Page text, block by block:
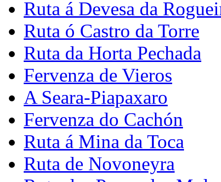
Ruta á Devesa da
Ruta ó Castro da Torre
Ruta da Horta Pechada
Fervenza de Vieros
A Seara-Piapaxaro
Fervenza do Cachón
Ruta á Mina da Toca
Ruta de Novoneyra